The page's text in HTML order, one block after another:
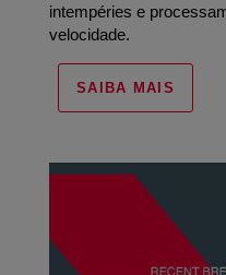
intempéries e
velocidade.
SAIBA MAIS